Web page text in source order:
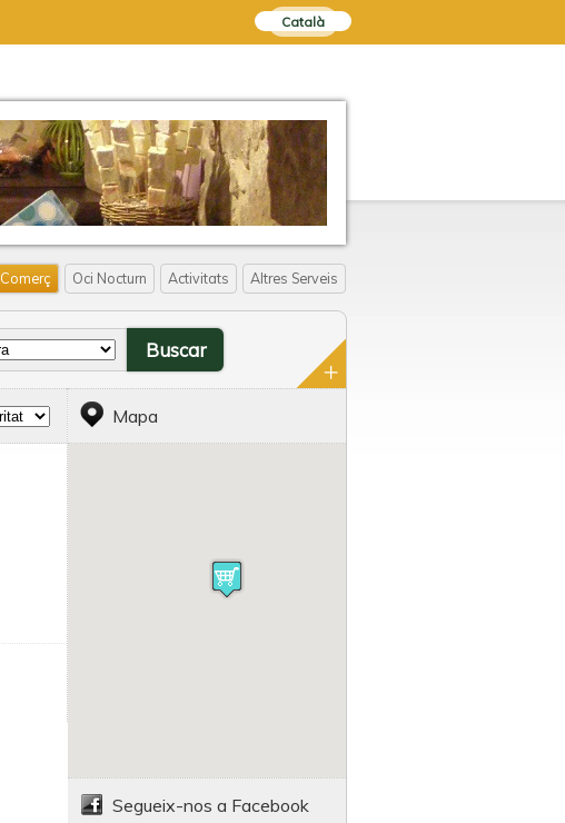
Català
Comerç Oci Nocturn Activitats Altres Serveis
Mapa
Segueix-nos a Facebook